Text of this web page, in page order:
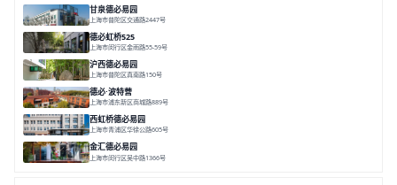
甘泉德必易园
上海市普陀区交通路2447号
德必虹桥525
上海市闵行区金雨路55-59号
沪西德必易园
上海市普陀区真南路150号
德必·波特营
上海市浦东新区商城路889号
西虹桥德必易园
上海市青浦区华徐公路605号
金汇德必易园
上海市闵行区吴中路1366号